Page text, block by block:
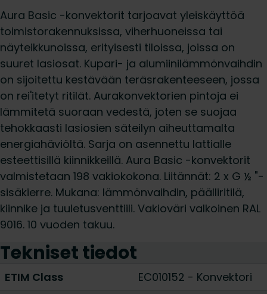
Aura Basic -konvektorit tarjoavat yleiskäyttöä
toimistorakennuksissa, viherhuoneissa tai
näyteikkunoissa, erityisesti tiloissa, joissa on
suuret lasiosat. Kupari- ja alumiinilämmönvaihdin
on sijoitettu kestävään teräsrakenteeseen, jossa
on rei'itetyt ritilät. Aurakonvektorien pintoja ei
lämmitetä suoraan vedestä, joten se suojaa
tehokkaasti lasiosien säteilyn aiheuttamalta
energiahäviöltä. Sarja on asennettu lattialle
esteettisillä kiinnikkeillä. Aura Basic -konvektorit
valmistetaan 198 vakiokokona. Liitännät: 2 x G ½ "-
sisäkierre. Mukana: lämmönvaihdin, päälliritilä,
kiinnike ja tuuletusventtiili. Vakioväri valkoinen RAL
9016. 10 vuoden takuu.
Tekniset tiedot
ETIM Class
EC010152 - Konvektori